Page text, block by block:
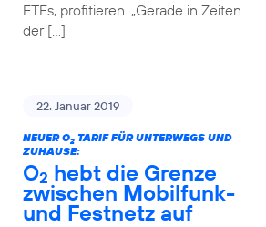
ETFs, profitieren. „Gerade in Zeiten
der […]
22. Januar 2019
NEUER O2TARIF FÜR UNTERWEGS UND
ZUHAUSE:
O2 hebt die Grenze
zwischen Mobilfunk-
und Festnetz auf